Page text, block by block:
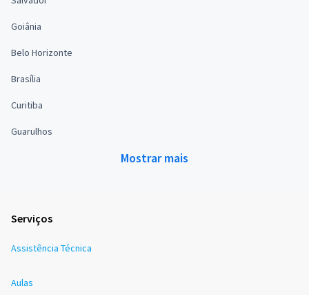
Goiânia
Belo Horizonte
Brasília
Curitiba
Guarulhos
Mostrar mais
Serviços
Assistência Técnica
Aulas